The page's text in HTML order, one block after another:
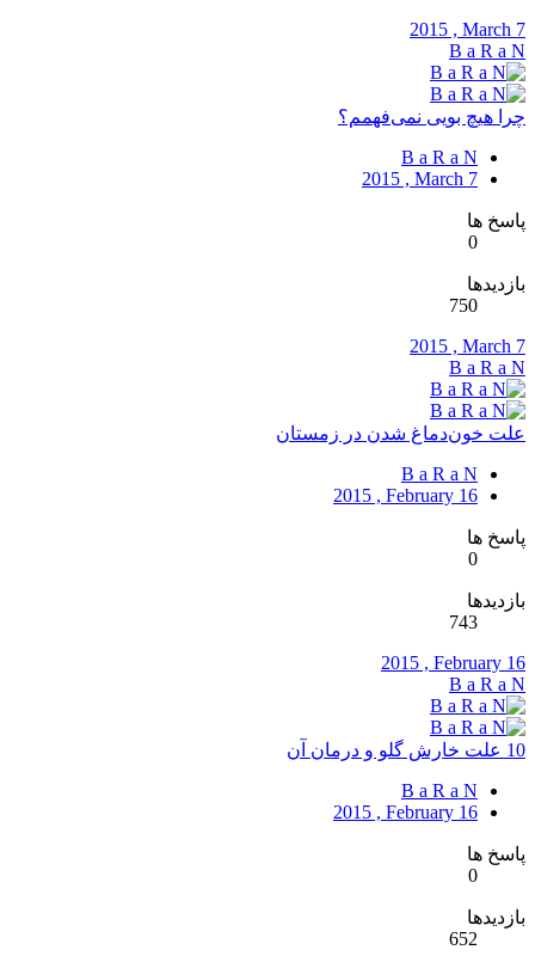
2015 , March 7
B a R a N
چرا هیچ بویی نمی‌فهمم؟
B a R a N
2015 , March 7
پاسخ ها
0
بازدیدها
750
2015 , March 7
B a R a N
علت خون‌دماغ شدن در زمستان
B a R a N
2015 , February 16
پاسخ ها
0
بازدیدها
743
2015 , February 16
B a R a N
10 علت خارش گلو و درمان آن
B a R a N
2015 , February 16
پاسخ ها
0
بازدیدها
652